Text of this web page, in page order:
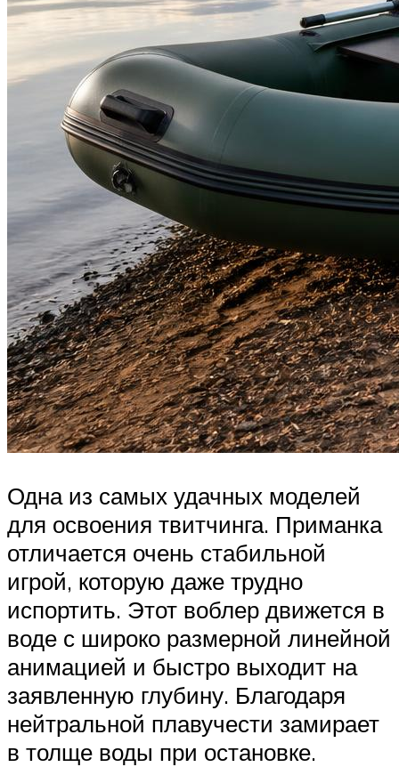
Одна из самых удачных моделей
для освоения твитчинга. Приманка
отличается очень стабильной
игрой, которую даже трудно
испортить. Этот воблер движется в
воде с широко размерной линейной
анимацией и быстро выходит на
заявленную глубину. Благодаря
нейтральной плавучести замирает
в толще воды при остановке.